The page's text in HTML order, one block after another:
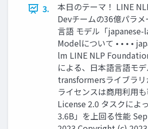
3.
本日のテーマ！ LINE
Devチームの36億パラ
言語 モデル「japanese-
Modelについて • • • •
lm LINE NLP
による、日本語言語モ
transformersライブラ
ライセンスは商用利用
License 2.0 タスクによ
3.6B」を上回る性能